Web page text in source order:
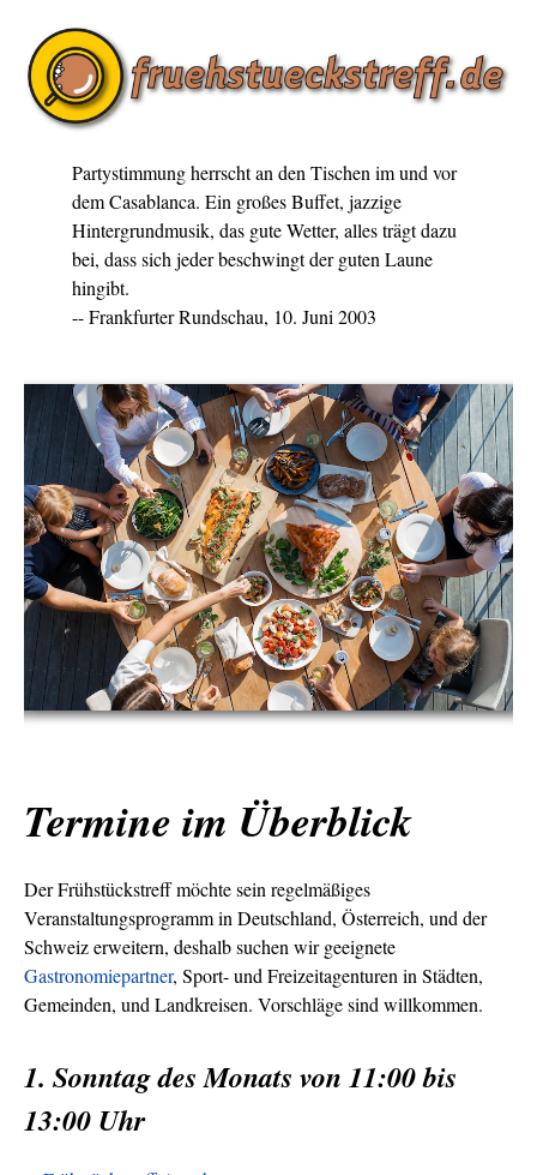
Partystimmung herrscht an den Tischen im und vor
dem Casablanca. Ein großes Buffet, jazzige
Hintergrundmusik, das gute Wetter, alles trägt dazu
bei, dass sich jeder beschwingt der guten Laune
hingibt.
-- Frankfurter Rundschau, 10. Juni 2003
Termine im Überblick
Der Frühstückstreff möchte sein regelmäßiges
Veranstaltungsprogramm in Deutschland, Österreich, und der
Schweiz erweitern, deshalb suchen wir geeignete
Gastronomiepartner, Sport- und Freizeitagenturen in Städten,
Gemeinden, und Landkreisen. Vorschläge sind willkommen.
1. Sonntag des Monats von 11:00 bis
13:00 Uhr